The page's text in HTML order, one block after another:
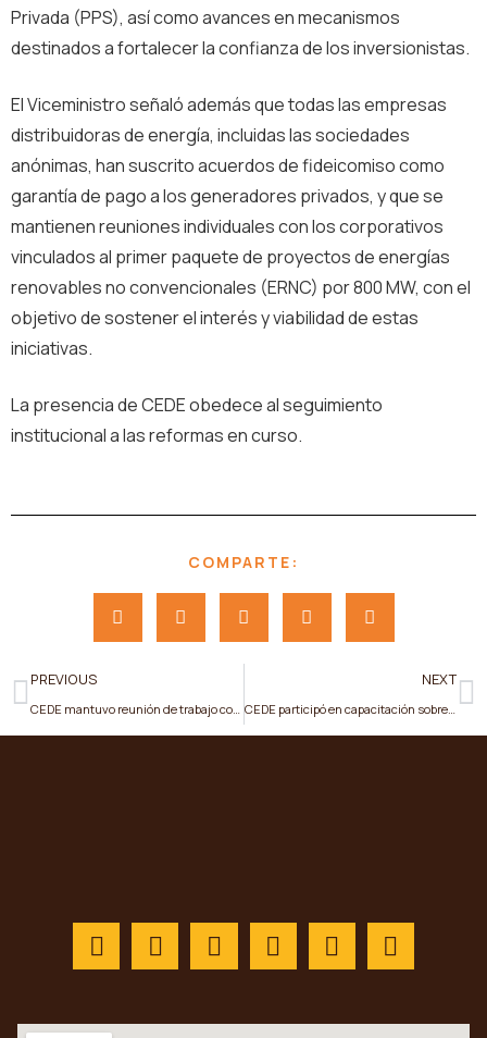
Privada (PPS), así como avances en mecanismos
destinados a fortalecer la confianza de los inversionistas.
El Viceministro señaló además que todas las empresas
distribuidoras de energía, incluidas las sociedades
anónimas, han suscrito acuerdos de fideicomiso como
garantía de pago a los generadores privados, y que se
mantienen reuniones individuales con los corporativos
vinculados al primer paquete de proyectos de energías
renovables no convencionales (ERNC) por 800 MW, con el
objetivo de sostener el interés y viabilidad de estas
iniciativas.
La presencia de CEDE obedece al seguimiento
institucional a las reformas en curso.
COMPARTE:
PREVIOUS
CEDE mantuvo reunión de trabajo con autoridades del sector eléctrico
NEXT
CEDE participó en capacitación sobre nuevas regulaciones del sector eléctrico organizada junto a ARCONEL